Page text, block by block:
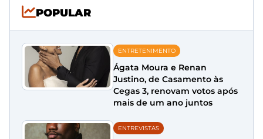
POPULAR
ENTRETENIMENTO
Ágata Moura e Renan
Justino, de Casamento às
Cegas 3, renovam votos após
mais de um ano juntos
ENTREVISTAS